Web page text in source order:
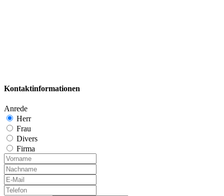
Kontaktinformationen
Anrede
Herr
Frau
Divers
Firma